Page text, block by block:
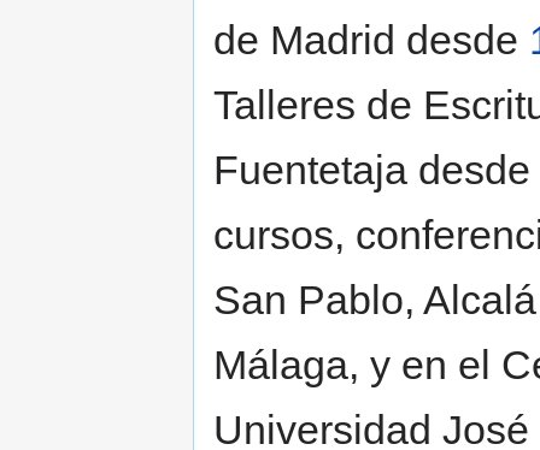
de Madrid desde
Talleres de
Fuentetaja desde
cursos,
San Pablo,
Málaga, y en el
Universidad